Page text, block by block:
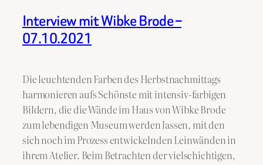
Interview mit Wibke Brode –
07.10.2021
Die leuchtenden Farben des Herbstnachmittags
harmonieren aufs Schönste mit intensiv-farbigen
Bildern, die die Wände im Haus von Wibke Brode
zum lebendigen Museum werden lassen, mit den
sich noch im Prozess entwickelnden Leinwänden in
ihrem Atelier. Beim Betrachten der vielschichtigen,